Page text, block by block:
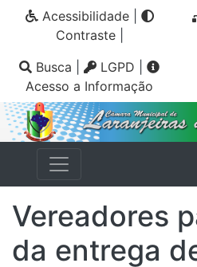
Acessibilidade|
Contraste|
Busca LGPD
Acesso a Informação
Vereadores
da entrega